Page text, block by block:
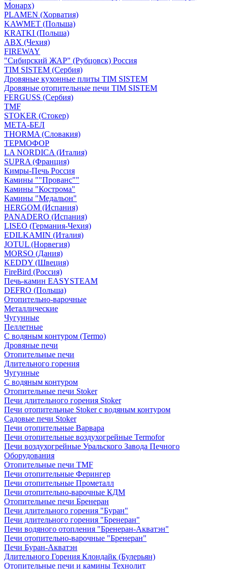
Монарх)
PLAMEN (Хорватия)
KAWMET (Польша)
KRATKI (Польша)
ABX (Чехия)
FIREWAY
"Сибирский ЖАР" (Рубцовск) Россия
TIM SISTEM (Сербия)
Дровяные кухонные плиты TIM SISTEM
Дровяные отопительные печи TIM SISTEM
FERGUSS (Сербия)
TMF
STOKER (Стокер)
МЕТА-БЕЛ
THORMA (Словакия)
ТЕРМОФОР
LA NORDICA (Италия)
SUPRA (Франция)
Кимры-Печь Россия
Камины ""Прованс""
Камины "Кострома"
Камины "Медальон"
HERGOM (Испания)
PANADERO (Испания)
LISEO (Германия-Чехия)
EDILKAMIN (Италия)
JOTUL (Норвегия)
MORSO (Дания)
KEDDY (Швеция)
FireBird (Россия)
Печь-камин EASYSTEAM
DEFRO (Польша)
Отопительно-варочные
Металлические
Чугунные
Пеллетные
С водяным контуром (Termo)
Дровяные печи
Отопительные печи
Длительного горения
Чугунные
C водяным контуром
Отопительные печи Stoker
Печи длительного горения Stoker
Печи отопительные Stoker с водяным контуром
Садовые печи Stoker
Печи отопительные Варвара
Печи отопительные воздухогрейные Termofor
Печи воздухогрейные Уральского Завода Печного
Оборудования
Отопительные печи TMF
Печи отопительные Ферингер
Печи отопительные Прометалл
Печи отопительно-варочные КДМ
Отопительные печи Бренеран
Печи длительного горения "Буран"
Печи длительного горения "Бренеран"
Печи водяного отопления "Бренеран-Акватэн"
Печи отопительно-варочные "Бренеран"
Печи Буран-Акватэн
Длительного Горения Клондайк (Булерьян)
Отопительные печи и камины Технолит